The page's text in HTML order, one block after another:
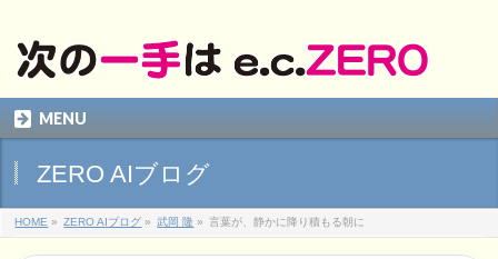
MENU
ZERO AIブログ
HOME » ZERO AIブログ » 武岡 隆 » 言葉が、静かに降り積もる朝に